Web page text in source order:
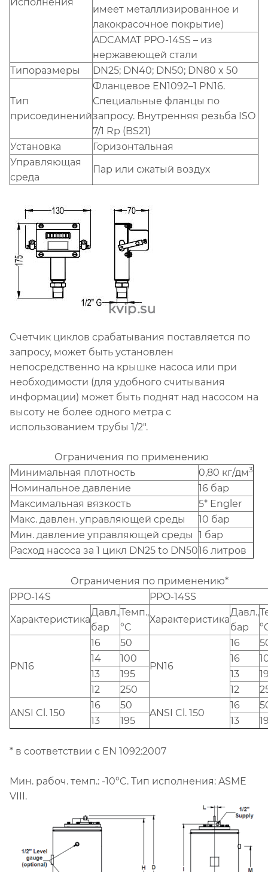
имеет металлизированное и
лакокрасочное покрытие)
ADCAMAT PPО-14SS – из
нержавеющей стали
Типоразмеры
DN25; DN40; DN50; DN80 x 50
Тип
присоединений
Фланцевое EN1092–1 PN16.
Специальные фланцы по
запросу. Внутренняя резьба ISO
7/1 Rp (BS21)
Установка
Горизонтальная
Управляющая
среда
Пар или сжатый воздух
Счетчик циклов срабатывания поставляется по
запросу, может быть установлен
непосредственно на крышке насоса или при
необходимости (для удобного считывания
информации) может быть поднят над насосом на
высоту не более одного метра с
использованием трубы 1/2".
Ограничения по применению
Минимальная плотность
0,80 кг/дм3
Номинальное давление
16 бар
Максимальная вязкость
5* Engler
Макс. давлен. управляющей среды
10 бар
Мин. давление управляющей среды 1 бар
Расход насоса за 1 цикл DN25 to DN5016 литров
Ограничения по применению*
PPO-14S
PPO-14SS
Характеристика
Давл.,
бар
Темп.,
°C
Характеристика
Давл.,
бар
PN16
16 50
PN16
16
14
100 16
13
195 13
12
250 12
ANSI Cl. 150
16 50
ANSI Cl. 150
16
13
195 13
* в соответствии с EN 1092:2007
Мин. рабоч. темп.: -10°C. Тип исполнения: ASME
VIII.